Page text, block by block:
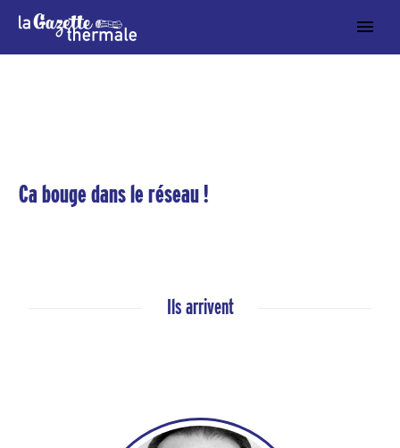
Ca bouge dans le réseau !
Ils arrivent